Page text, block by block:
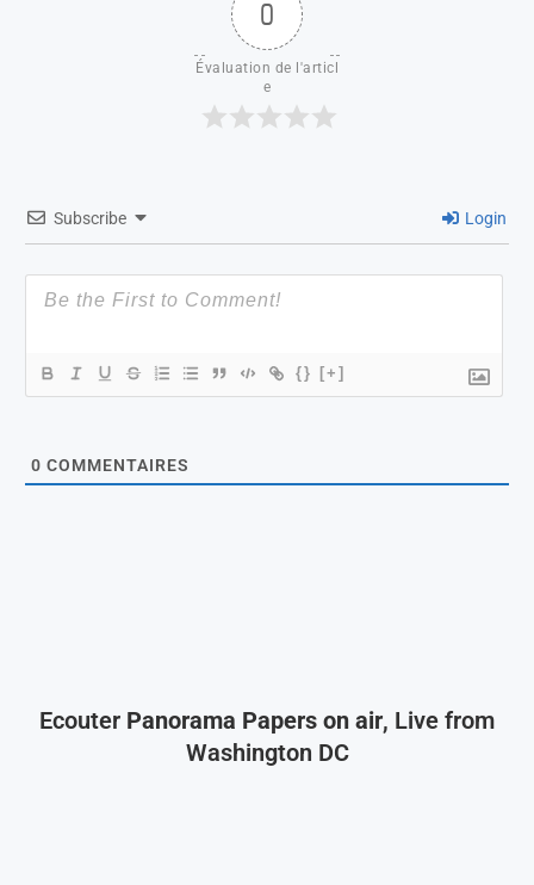
0
Évaluation de l'articl
e
Subscribe Login
{} [+]
0 COMMENTAIRES
Ecouter Panorama Papers on air, Live from
Washington DC